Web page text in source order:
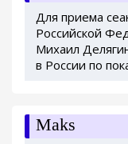
Для приема
Российской
Михаил
в России по
Maks